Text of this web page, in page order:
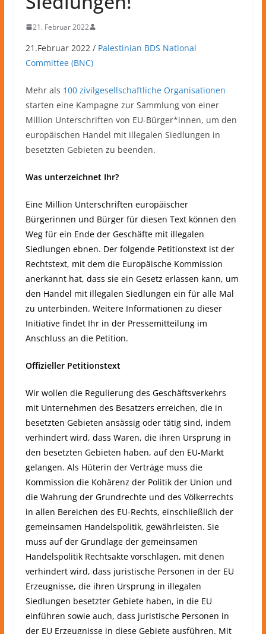
21. Februar 2022
21.Februar 2022 / Palestinian BDS National
Committee (BNC)
Mehr als 100 zivilgesellschaftliche Organisationen
starten eine Kampagne zur Sammlung von einer
Million Unterschriften von EU-Bürger*innen, um den
europäischen Handel mit illegalen Siedlungen in
besetzten Gebieten zu beenden.
Was unterzeichnet Ihr?
Eine Million Unterschriften europäischer
Bürgerinnen und Bürger für diesen Text können den
Weg für ein Ende der Geschäfte mit illegalen
Siedlungen ebnen. Der folgende Petitionstext ist der
Rechtstext, mit dem die Europäische Kommission
anerkannt hat, dass sie ein Gesetz erlassen kann, um
den Handel mit illegalen Siedlungen ein für alle Mal
zu unterbinden. Weitere Informationen zu dieser
Initiative findet Ihr in der Pressemitteilung im
Anschluss an die Petition.
Offizieller Petitionstext
Wir wollen die Regulierung des Geschäftsverkehrs
mit Unternehmen des Besatzers erreichen, die in
besetzten Gebieten ansässig oder tätig sind, indem
verhindert wird, dass Waren, die ihren Ursprung in
den besetzten Gebieten haben, auf den EU-Markt
gelangen. Als Hüterin der Verträge muss die
Kommission die Kohärenz der Politik der Union und
die Wahrung der Grundrechte und des Völkerrechts
in allen Bereichen des EU-Rechts, einschließlich der
gemeinsamen Handelspolitik, gewährleisten. Sie
muss auf der Grundlage der gemeinsamen
Handelspolitik Rechtsakte vorschlagen, mit denen
verhindert wird, dass juristische Personen in der EU
Erzeugnisse, die ihren Ursprung in illegalen
Siedlungen besetzter Gebiete haben, in die EU
einführen sowie auch, dass juristische Personen in
der EU Erzeugnisse in diese Gebiete ausführen. Mit